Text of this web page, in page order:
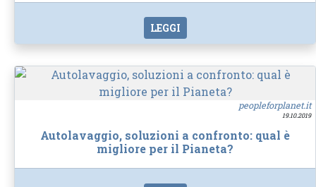
LEGGI
peopleforplanet.it
19.10.2019
Autolavaggio, soluzioni a confronto: qual è
migliore per il Pianeta?